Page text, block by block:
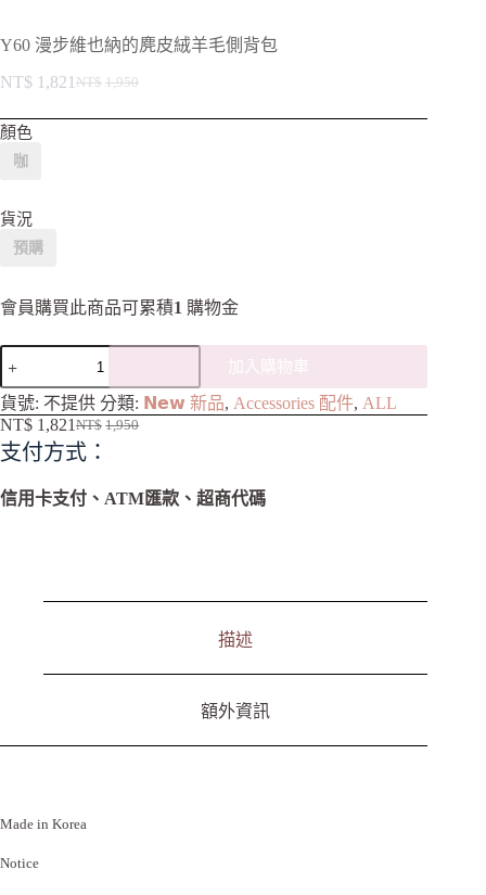
Y60 漫步維也納的麂皮絨羊毛側背包
NT$ 1,950
NT$ 1,821
顏色
咖
貨況
預購
會員購買此商品可累積1 購物金
加入購物車
A
l
e
n
貨號: 不提供 分類: 𝗡𝗲𝘄 新品, Accessories 配件, ALL
NT$ 1,950
NT$ 1,821
支付方式：
信用卡支付、ATM匯款、超商代碼
描述
額外資訊
Made in Korea
Notice